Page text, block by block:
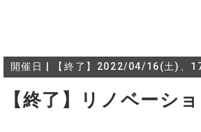
開催日 | 【終了】2022/04/16(土)、
【終了】リノベーシ